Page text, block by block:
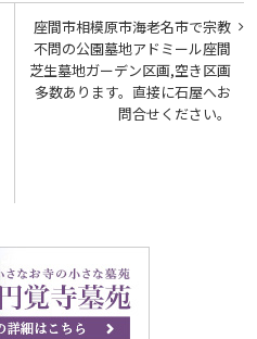
座間市相模原市海老名市で宗教
不問の公園墓地アドミール座間
芝生墓地ガーデン区画,空き区画
多数あります。直接に石屋へお
問合せください。